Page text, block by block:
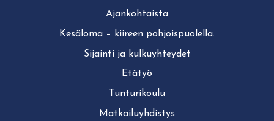
Ajan­koh­tais­ta
Kesäloma – kiireen pohjoispuolella.
Sijainti ja kul­ku­yh­tey­det
Etätyö
Tun­tu­ri­kou­lu
Mat­kai­lu­yh­dis­tys